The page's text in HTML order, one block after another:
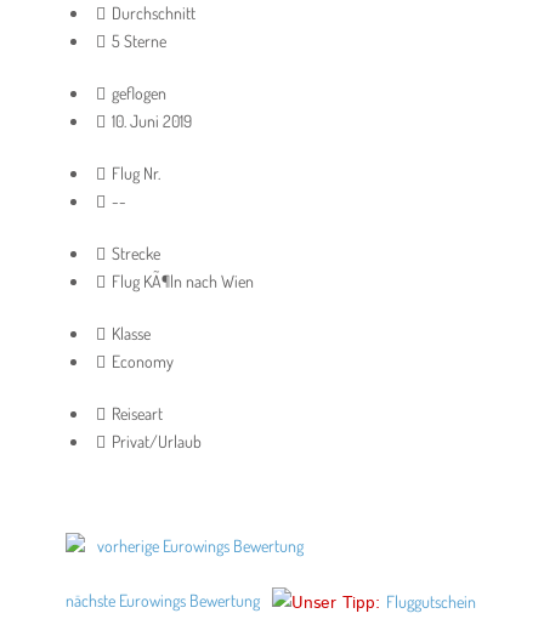
Durchschnitt
5 Sterne
geflogen
10. Juni 2019
Flug Nr.
--
Strecke
Flug KÃ¶ln nach Wien
Klasse
Economy
Reiseart
Privat/Urlaub
vorherige Eurowings Bewertung
nächste Eurowings Bewertung Unser Tipp: Fluggutschein